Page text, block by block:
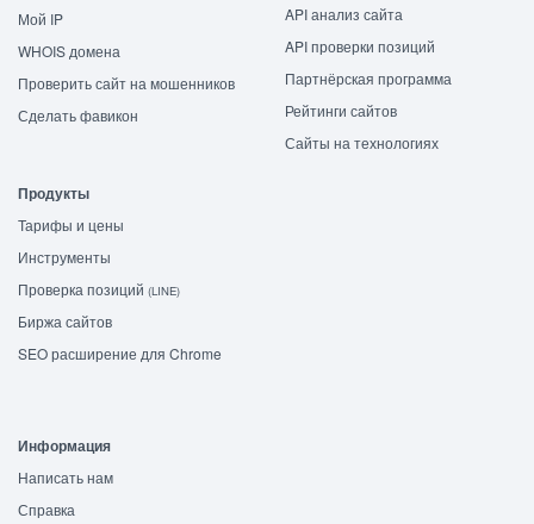
Мой IP
WHOIS домена
Проверить сайт на мошенников
Сделать фавикон
API анализ сайта
API проверки позиций
Партнёрская программа
Рейтинги сайтов
Сайты на технологиях
Продукты
Тарифы и цены
Инструменты
Проверка позиций (LINE)
Биржа сайтов
SEO расширение для Chrome
Информация
Написать нам
Справка